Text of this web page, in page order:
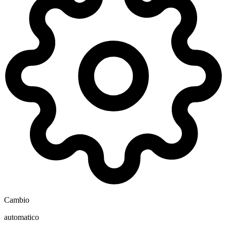
Cambio
automatico